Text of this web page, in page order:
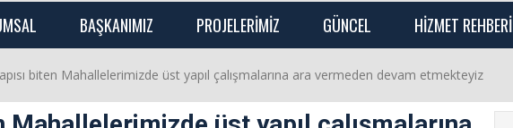
BAŞKANIMIZ PROJELERİMİZ GÜNCEL HİZMET REHBERİ
biten Mahallelerimizde üst yapıl çalışmalarına ara vermeden devam etmekteyiz